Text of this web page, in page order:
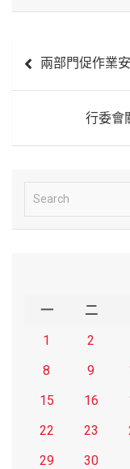
章
兩部門促作業
行委會
e
一 二
1
2
8
9
15
16
22
23
29
30